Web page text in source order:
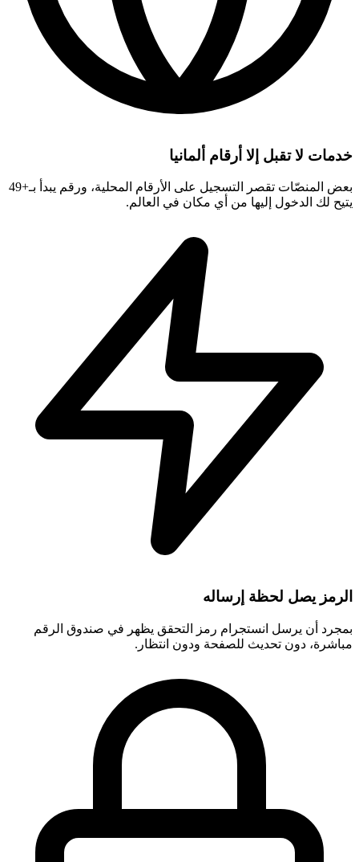
خدمات لا تقبل إلا أرقام ألمانيا
بعض المنصّات تقصر التسجيل على الأرقام المحلية، ورقم يبدأ بـ+49
يتيح لك الدخول إليها من أي مكان في العالم.
الرمز يصل لحظة إرساله
بمجرد أن يرسل انستجرام رمز التحقق يظهر في صندوق الرقم
مباشرة، دون تحديث للصفحة ودون انتظار.